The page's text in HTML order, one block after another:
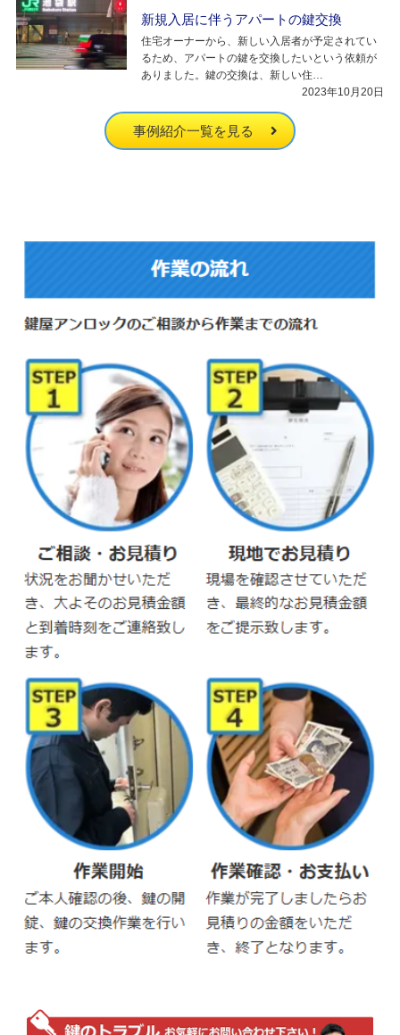
新規入居に伴うアパートの鍵交換
住宅オーナーから、新しい入居者が予定されてい
るため、アパートの鍵を交換したいという依頼が
ありました。鍵の交換は、新しい住…
2023年10月20日
事例紹介一覧を見る